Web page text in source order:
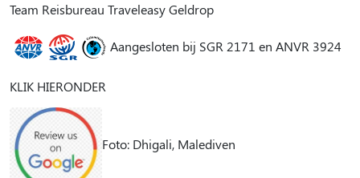
Team Reisbureau Traveleasy Geldrop
Aangesloten bij SGR 2171 en ANVR 3924
KLIK HIERONDER
Foto: Dhigali, Malediven